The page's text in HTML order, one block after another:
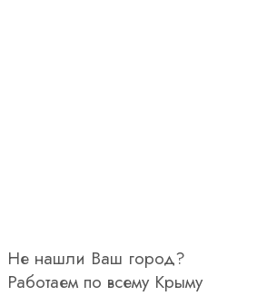
Не нашли Ваш город?
Работаем по всему Крыму